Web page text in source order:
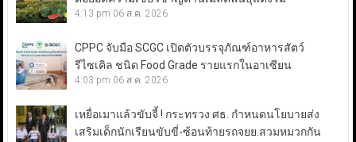
4:13 pm 06 ส.ค. 2026
CPPC จับมือ SCGC เปิดตัวบรรจุภัณฑ์อาหารสัตว์
รีไซเคิล ชนิด Food Grade รายแรกในอาเซียน
4:03 pm 06 ส.ค. 2026
เหยื่อเมาแล้วขับจี้ ! กระทรวง ศธ. กำหนดนโยบายส่ง
เสริมเด็กนักเรียนขับขี่-ซ้อนท้ายรถจยย.สวมหมวกกัน